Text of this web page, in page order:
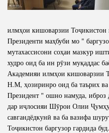
илмҳои кишоварзии Тоҷикистон
Президенти маҳбуби мо "
мутахассисони соҳаи мазкур
худро оид ба ин рӯзи муқаддас
Академияи илмҳои кишоварзии
Н.М, ҳозиринро оид ба таърих
Президент " ошно намуда,
дар иҷлосияи Шӯрои Олии
савгандёдкунӣ ва ба вазифа
Тоҷикистон баргузор гардида буд.